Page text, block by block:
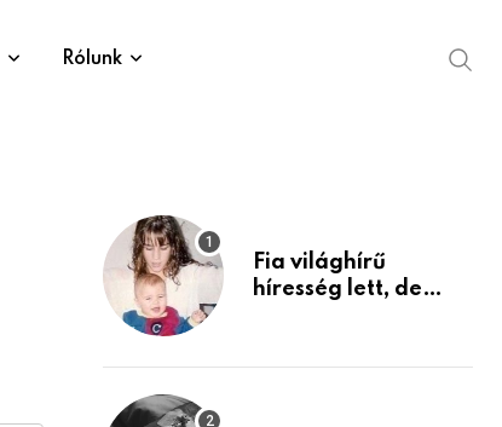
Rólunk
Fia világhírű
híresség lett, de
mint azt el tudnád